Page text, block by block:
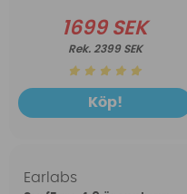
1699 SEK
2399 SEK
Köp!
Earlabs